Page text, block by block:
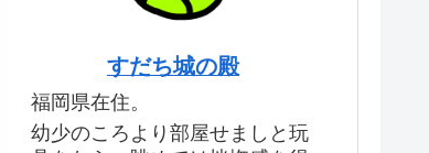
すだち城の殿
福岡県在住。
幼少のころより部屋せましと玩